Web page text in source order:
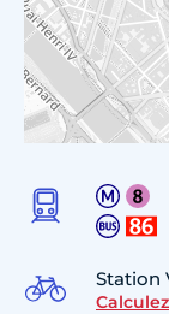
Station